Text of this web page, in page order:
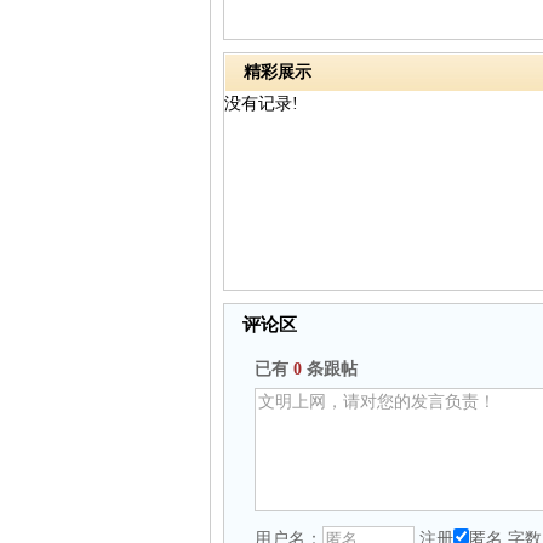
精彩展示
没有记录!
评论区
已有 0 条跟帖
用户名： 注册 匿名 字